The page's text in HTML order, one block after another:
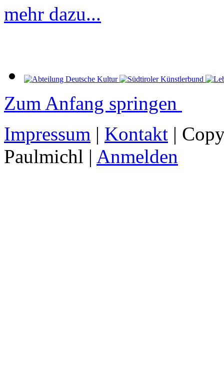
mehr dazu...
Zum Anfang springen
Impressum | Kontakt |
Paulmichl | Anmelden